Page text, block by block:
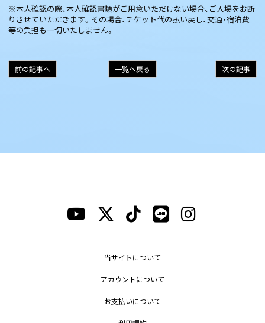
※本人確認の際、本人確認書類がご用意いただけない場合、ご入場をお断
りさせていただきます。その場合、チケット代の払い戻し、交通・宿泊費
等の負担も一切いたしません。
次の記事
一覧へ戻る
前の記事へ
当サイトについて
アカウントについて
お支払いについて